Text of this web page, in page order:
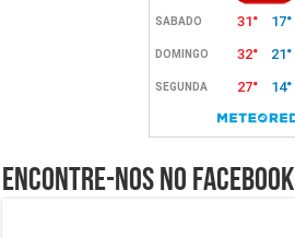
Encontre-nos no Facebook